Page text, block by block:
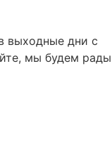
выходные дни с
мы будем рады